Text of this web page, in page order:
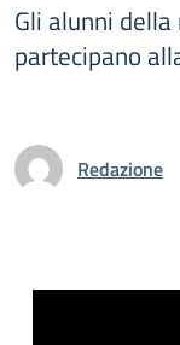
Gli alunni
partecipano
Redazione